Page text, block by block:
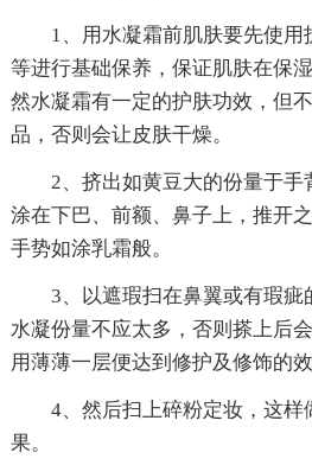
1、用水凝霜前肌肤要先使
等进行基础保养，保证肌肤在保
然水凝霜有一定的护肤功效，但
品，否则会让皮肤干燥。
2、挤出如黄豆大的份量于
涂在下巴、前额、鼻子上，推开
手势如涂乳霜般。
3、以遮瑕扫在鼻翼或有瑕疵
水凝份量不应太多，否则搽上后
用薄薄一层便达到修护及修饰的效
4、然后扫上碎粉定妆，这样
果。